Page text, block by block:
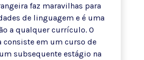
faz maravilhas para
de linguagem e é uma
a qualquer currículo. O
consiste em um curso de
subsequente estágio na